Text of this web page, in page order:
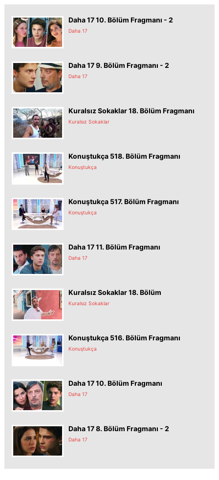
Daha 17 10. Bölüm Fragmanı - 2
Daha 17
Daha 17 9. Bölüm Fragmanı - 2
Daha 17
Kuralsız Sokaklar 18. Bölüm Fragmanı
Kuralsız Sokaklar
Konuştukça 518. Bölüm Fragmanı
Konuştukça
Konuştukça 517. Bölüm Fragmanı
Konuştukça
Daha 17 11. Bölüm Fragmanı
Daha 17
Kuralsız Sokaklar 18. Bölüm
Kuralsız Sokaklar
Konuştukça 516. Bölüm Fragmanı
Konuştukça
Daha 17 10. Bölüm Fragmanı
Daha 17
Daha 17 8. Bölüm Fragmanı - 2
Daha 17